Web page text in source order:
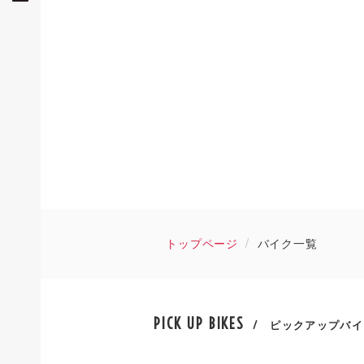
トップページ バイク一覧
PICK UP BIKES / ピックアップバ